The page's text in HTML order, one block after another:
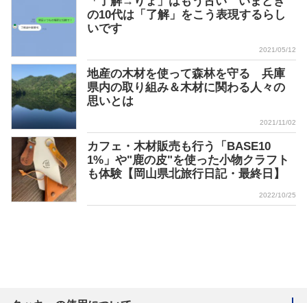
の10代は「了解」をこう表現するらし
いです
2021/05/12
地産の木材を使って森林を守る 兵庫
県内の取り組み＆木材に関わる人々の
思いとは
2021/11/02
カフェ・木材販売も行う「BASE10
1%」や"鹿の皮"を使った小物クラフト
も体験【岡山県北旅行日記・最終日】
2022/10/25